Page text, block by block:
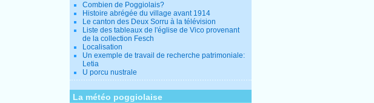
Combien de Poggiolais?
Histoire abrégée du village avant 1914
Le canton des Deux Sorru à la télévision
Liste des tableaux de l'église de Vico provenant
de la collection Fesch
Localisation
Un exemple de travail de recherche patrimoniale:
Letia
U porcu nustrale
La météo poggiolaise